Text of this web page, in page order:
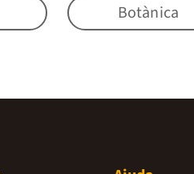
Botànica